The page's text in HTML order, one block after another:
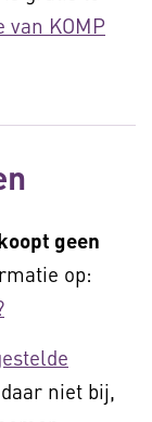
van KOMP
geen
op:
niet bij,